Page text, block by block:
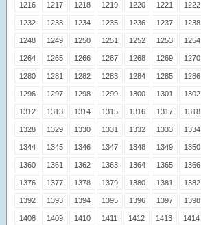
1216 1217 1218 1219 1220 1221 1222
1232 1233 1234 1235 1236 1237 1238
1248 1249 1250 1251 1252 1253 1254
1264 1265 1266 1267 1268 1269 1270
1280 1281 1282 1283 1284 1285 1286
1296 1297 1298 1299 1300 1301 1302
1312 1313 1314 1315 1316 1317 1318
1328 1329 1330 1331 1332 1333 1334
1344 1345 1346 1347 1348 1349 1350
1360 1361 1362 1363 1364 1365 1366
1376 1377 1378 1379 1380 1381 1382
1392 1393 1394 1395 1396 1397 1398
1408 1409 1410 1411 1412 1413 1414